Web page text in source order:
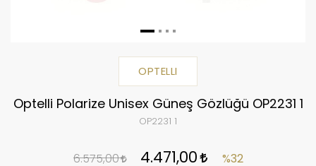
OPTELLI
Optelli Polarize Unisex Güneş Gözlüğü OP2231 1
OP2231 1
6.575,00 4.471,00 %32